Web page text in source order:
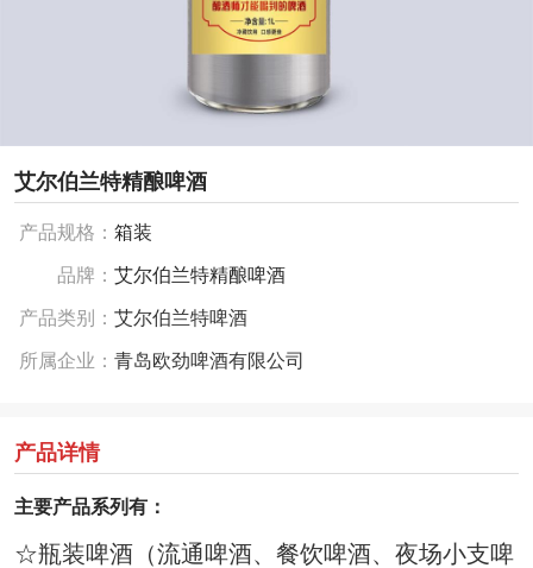
艾尔伯兰特精酿啤酒
产品规格： 箱装
品牌： 艾尔伯兰特精酿啤酒
产品类别： 艾尔伯兰特啤酒
所属企业： 青岛欧劲啤酒有限公司
产品详情
主要产品系列有：
☆瓶装啤酒（流通啤酒、餐饮啤酒、夜场小支啤